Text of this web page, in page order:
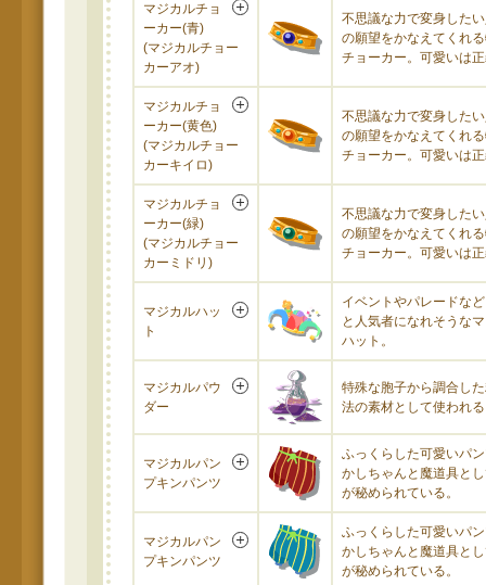
マジカルチョ
ーカー(青)
(マジカルチョー
カーアオ)
不思議な力で変身した
の願望をかなえてくれ
チョーカー。可愛いは
マジカルチョ
ーカー(黄色)
(マジカルチョー
カーキイロ)
不思議な力で変身した
の願望をかなえてくれ
チョーカー。可愛いは
マジカルチョ
ーカー(緑)
(マジカルチョー
カーミドリ)
不思議な力で変身した
の願望をかなえてくれ
チョーカー。可愛いは
マジカルハッ
ト
イベントやパレードな
と人気者になれそうな
ハット。
マジカルパウ
ダー
特殊な胞子から調合し
法の素材として使われ
マジカルパン
プキンパンツ
ふっくらした可愛いパ
かしちゃんと魔道具と
が秘められている。
マジカルパン
プキンパンツ
ふっくらした可愛いパ
かしちゃんと魔道具と
が秘められている。